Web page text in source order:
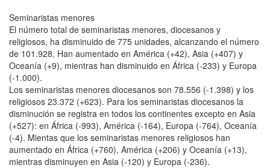
Seminaristas menores
El número total de seminaristas menores, diocesanos y
religiosos, ha disminuido de 775 unidades, alcanzando el número
de 101.928. Han aumentado en América (+42), Asia (+407) y
Oceanía (+9), mientras han disminuido en África (-233) y Europa
(-1.000).
Los seminaristas menores diocesanos son 78.556 (-1.398) y los
religiosos 23.372 (+623). Para los seminaristas diocesanos la
disminución se registra en todos los continentes excepto en Asia
(+527): en África (-993), América (-164), Europa (-764), Oceanía
(-4). Mientas que los seminaristas menores religiosos han
aumentado en África (+760), América (+206) y Oceanía (+13),
mientras disminuyen en Asia (-120) y Europa (-236).